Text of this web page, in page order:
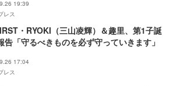
19:39
レス
・RYOKI（三山凌輝）＆趣里、第1子誕
告「守るべきものを必ず守っていきます」
17:04
レス